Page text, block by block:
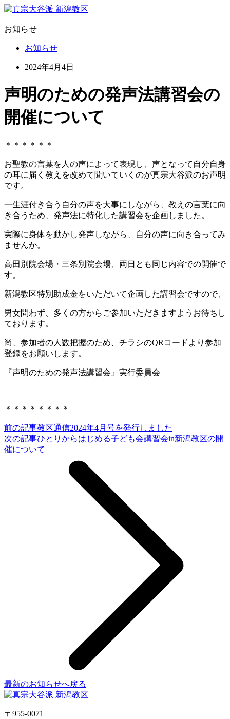
お知らせ
お知らせ
2024年4月4日
声明のための発声法講習会の
開催について
＊＊＊＊＊＊
お聖教の言葉を人の声によって表現し、声となって自分自身
の耳に届く教えを改めて聞いていくのが真宗大谷派のお声明
です。
一生涯付き合う自分の声を大事にしながら、教えの言葉に向
き合うため、発声法に特化した講習会を企画しました。
実際に身体を動かし発声しながら、自分の声に向き合ってみ
ませんか。
高田別院会場・三条別院会場、両日とも同じ内容での開催で
す。
新潟教区特別助成金をいただいて企画した講習会ですので、
男女問わず、多くの方からご参加いただきますようお待ちし
ております。
尚、参加者の人数把握のため、チラシのQRコードより参加
登録をお願いします。
『声明のための発声法講習会』実行委員会
＊＊＊＊＊＊＊＊
前の記事教区通信2024年4月号を発行しました
次の記事ひとりからはじめる子ども会講習会in新潟教区の開
催について
最新のお知らせへ戻る
〒955-0071